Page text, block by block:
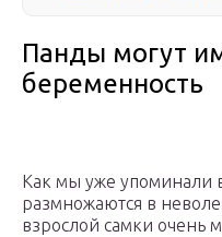
Панды могут
беременность
Как мы уже упоминали
размножаются в
взрослой самки очень